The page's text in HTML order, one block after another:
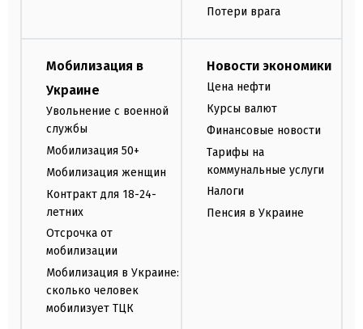
Потери врага
Мобилизация в
Украине
Увольнение с военной
службы
Мобилизация 50+
Мобилизация женщин
Контракт для 18-24-
летних
Отсрочка от
мобилизации
Мобилизация в Украине:
сколько человек
мобилизует ТЦК
Новости экономики
Цена нефти
Курсы валют
Финансовые новости
Тарифы на
коммунальные услуги
Налоги
Пенсия в Украине